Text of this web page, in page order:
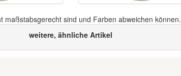
sind und Farben abweichen können.
weitere, ähnliche Artikel